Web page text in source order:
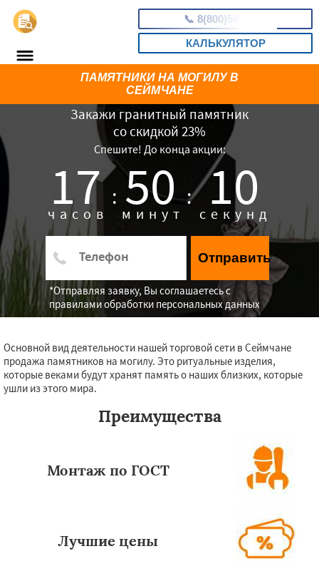
📞 8(800)5403465
КАЛЬКУЛЯТОР
Закажи гранитный памятник
со скидкой 23%
Спешите! До конца акции:
17 :
часов 50 :
минут 09
секунд
Отправить
*Отправляя заявку, Вы соглашаетесь с
правилами обработки персональных данных
ПАМЯТНИКИ НА МОГИЛУ В
СЕЙМЧАНЕ
Основной вид деятельности нашей торговой сети в Сеймчане
продажа памятников на могилу. Это ритуальные изделия,
которые веками будут хранят память о наших близких, которые
ушли из этого мира.
Преимущества
Монтаж по ГОСТ
Лучшие цены